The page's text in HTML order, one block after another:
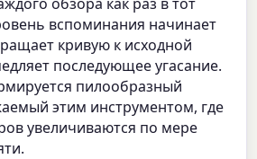
вспоминания начинает
кривую к исходной
последующее угасание.
пилообразный
этим инструментом, где
увеличиваются по мере